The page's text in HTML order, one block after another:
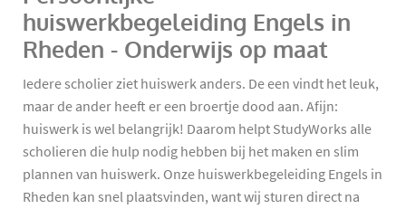
huiswerkbegeleiding Engels in
Rheden - Onderwijs op maat
Iedere scholier ziet huiswerk anders. De een vindt het leuk,
maar de ander heeft er een broertje dood aan. Afijn:
huiswerk is wel belangrijk! Daarom helpt StudyWorks alle
scholieren die hulp nodig hebben bij het maken en slim
plannen van huiswerk. Onze huiswerkbegeleiding Engels in
Rheden kan snel plaatsvinden, want wij sturen direct na